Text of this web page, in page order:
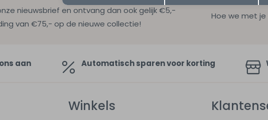
nieuwsbrief en ontvang dan ook gelijk €5,-
van €75,- op de nieuwe collectie!
Hoe we met je
aan Automatisch sparen voor korting
Winkels